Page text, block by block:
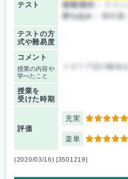
テスト
後期/期末：
持ち込み：
教科書
テストの方
式や難易度
コメント
授業の内容や
学べたこと
イタリア語の勉強
授業を
受けた時期
評価
充実 5
楽単 5
(2020/03/16) [3501219]